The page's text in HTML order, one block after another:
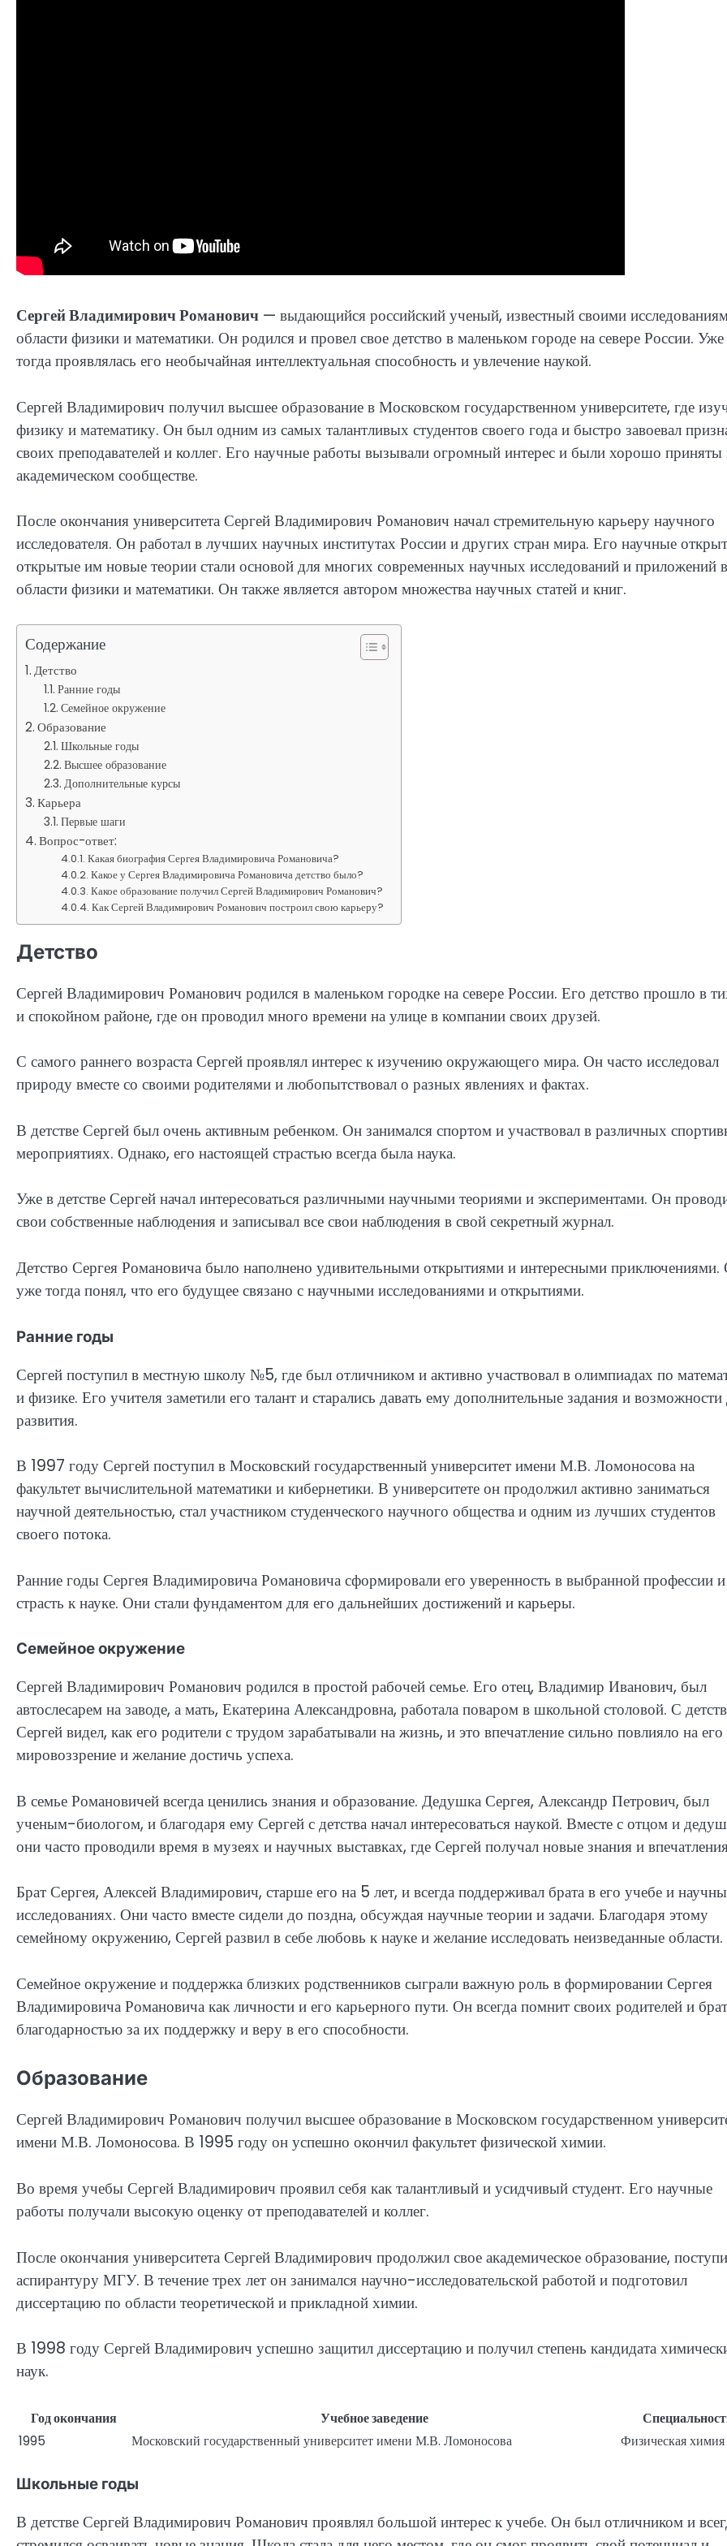
Сергей Владимирович Романович — выдающийся российский ученый, известный своими
области физики и математики. Он родился и провел свое детство в маленьком городе на севере России. Уже
тогда проявлялась его необычайная интеллектуальная способность и увлечение наукой.
Сергей Владимирович получил высшее образование в Московском государственном университете, где
физику и математику. Он был одним из самых талантливых студентов своего года и быстро завоевал
своих преподавателей и коллег. Его научные работы вызывали огромный интерес и были хорошо приняты
академическом сообществе.
После окончания университета Сергей Владимирович Романович начал стремительную карьеру научного
исследователя. Он работал в лучших научных институтах России и других стран мира. Его научные
открытые им новые теории стали основой для многих современных научных исследований и приложений в
области физики и математики. Он также является автором множества научных статей и книг.
Содержание
Детство
Ранние годы
Семейное окружение
Образование
Школьные годы
Высшее образование
Дополнительные курсы
Карьера
Первые шаги
Вопрос-ответ:
Какая биография Сергея Владимировича Романовича?
Какое у Сергея Владимировича Романовича детство было?
Какое образование получил Сергей Владимирович Романович?
Как Сергей Владимирович Романович построил свою карьеру?
Детство
Сергей Владимирович Романович родился в маленьком городке на севере России. Его детство прошло в
и спокойном районе, где он проводил много времени на улице в компании своих друзей.
С самого раннего возраста Сергей проявлял интерес к изучению окружающего мира. Он часто исследовал
природу вместе со своими родителями и любопытствовал о разных явлениях и фактах.
В детстве Сергей был очень активным ребенком. Он занимался спортом и участвовал в различных
мероприятиях. Однако, его настоящей страстью всегда была наука.
Уже в детстве Сергей начал интересоваться различными научными теориями и экспериментами. Он
свои собственные наблюдения и записывал все свои наблюдения в свой секретный журнал.
Детство Сергея Романовича было наполнено удивительными открытиями и интересными
уже тогда понял, что его будущее связано с научными исследованиями и открытиями.
Ранние годы
Сергей поступил в местную школу №5, где был отличником и активно участвовал в олимпиадах по
и физике. Его учителя заметили его талант и старались давать ему дополнительные задания и возможности
развития.
В 1997 году Сергей поступил в Московский государственный университет имени М.В. Ломоносова на
факультет вычислительной математики и кибернетики. В университете он продолжил активно заниматься
научной деятельностью, стал участником студенческого научного общества и одним из лучших студентов
своего потока.
Ранние годы Сергея Владимировича Романовича сформировали его уверенность в выбранной профессии и
страсть к науке. Они стали фундаментом для его дальнейших достижений и карьеры.
Семейное окружение
Сергей Владимирович Романович родился в простой рабочей семье. Его отец, Владимир Иванович, был
автослесарем на заводе, а мать, Екатерина Александровна, работала поваром в школьной столовой. С
Сергей видел, как его родители с трудом зарабатывали на жизнь, и это впечатление сильно повлияло на его
мировоззрение и желание достичь успеха.
В семье Романовичей всегда ценились знания и образование. Дедушка Сергея, Александр Петрович, был
ученым-биологом, и благодаря ему Сергей с детства начал интересоваться наукой. Вместе с отцом и
они часто проводили время в музеях и научных выставках, где Сергей получал новые знания и
Брат Сергея, Алексей Владимирович, старше его на 5 лет, и всегда поддерживал брата в его учебе и
исследованиях. Они часто вместе сидели до поздна, обсуждая научные теории и задачи. Благодаря этому
семейному окружению, Сергей развил в себе любовь к науке и желание исследовать неизведанные области.
Семейное окружение и поддержка близких родственников сыграли важную роль в формировании Сергея
Владимировича Романовича как личности и его карьерного пути. Он всегда помнит своих родителей и
благодарностью за их поддержку и веру в его способности.
Образование
Сергей Владимирович Романович получил высшее образование в Московском государственном
имени М.В. Ломоносова. В 1995 году он успешно окончил факультет физической химии.
Во время учебы Сергей Владимирович проявил себя как талантливый и усидчивый студент. Его научные
работы получали высокую оценку от преподавателей и коллег.
После окончания университета Сергей Владимирович продолжил свое академическое образование,
аспирантуру МГУ. В течение трех лет он занимался научно-исследовательской работой и подготовил
диссертацию по области теоретической и прикладной химии.
В 1998 году Сергей Владимирович успешно защитил диссертацию и получил степень кандидата
наук.
Год окончания Учебное заведение
1995
Московский государственный университет имени М.В. Ломоносова Физическая химия
Школьные годы
В детстве Сергей Владимирович Романович проявлял большой интерес к учебе. Он был отличником и